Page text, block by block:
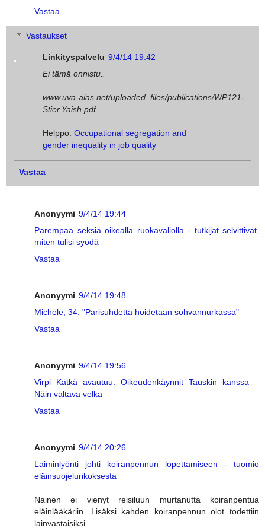
Vastaa
Vastaukset
Linkityspalvelu 9/4/14 19:42
Ei tämä onnistu..
www.uva-aias.net/uploaded_files/publications/WP121-
Stier,Yaish.pdf
Helppo:Occupational segregation and
gender inequality in job quality
Vastaa
Anonyymi 9/4/14 19:44
Parempaa seksiä oikealla ruokavaliolla - tutkijat selvittivät,
miten tulisi syödä
Vastaa
Anonyymi 9/4/14 19:48
Michele, 34: "Parisuhdetta hoidetaan sohvannurkassa"
Vastaa
Anonyymi 9/4/14 19:56
Virpi Kätkä avautuu: Oikeudenkäynnit Tauskin kanssa –
Näin valtava velka
Vastaa
Anonyymi 9/4/14 20:26
Laiminlyönti johti koiranpennun lopettamiseen - tuomio
eläinsuojelurikoksesta
Nainen ei vienyt reisiluun murtanutta koiranpentua
eläinlääkäriin. Lisäksi kahden koiranpennun olot todettiin
lainvastaisiksi.